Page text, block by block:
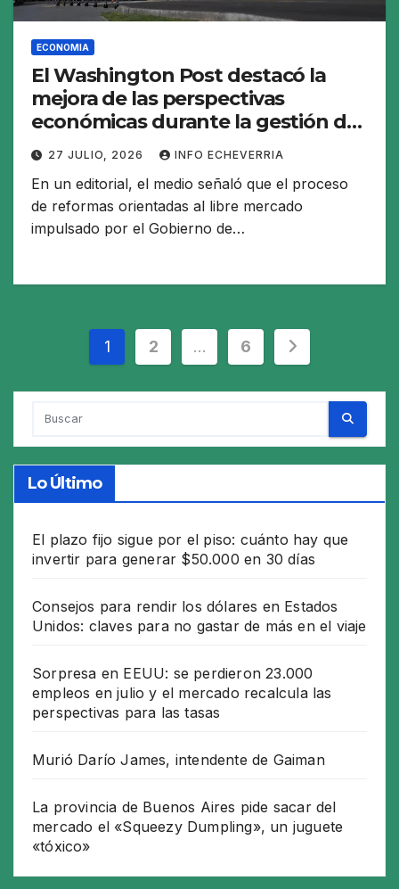
ECONOMIA
El Washington Post destacó la
mejora de las perspectivas
económicas durante la gestión de
Javier Milei
27 JULIO, 2026 INFO ECHEVERRIA
En un editorial, el medio señaló que el proceso
de reformas orientadas al libre mercado
impulsado por el Gobierno de…
Paginación
de
1 2 … 6
Lo Último
El plazo fijo sigue por el piso: cuánto hay que
invertir para generar $50.000 en 30 días
Consejos para rendir los dólares en Estados
Unidos: claves para no gastar de más en el viaje
Sorpresa en EEUU: se perdieron 23.000
empleos en julio y el mercado recalcula las
perspectivas para las tasas
Murió Darío James, intendente de Gaiman
La provincia de Buenos Aires pide sacar del
mercado el «Squeezy Dumpling», un juguete
«tóxico»